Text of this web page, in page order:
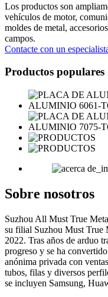
Los productos son
vehículos de motor,
moldes de metal,
campos.
Contacte con un
Productos populares
Sobre nosotros
Suzhou All Must True
su filial Suzhou Must True
2022. Tras años de arduo
progreso y se ha
anónima privada con
tubos, filas y diversos
se incluyen Samsung,